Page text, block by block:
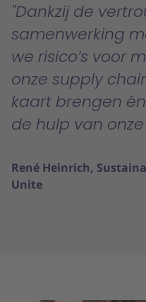
Dankzij de
samenwerking
we risico’s voor
onze supply
kaart brengen
de hulp van
René Heinrich,
Unite